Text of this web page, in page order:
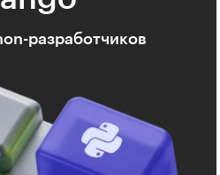
разработчиков